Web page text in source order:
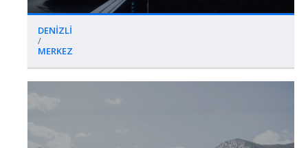
DENİZLİ
/
MERKEZ